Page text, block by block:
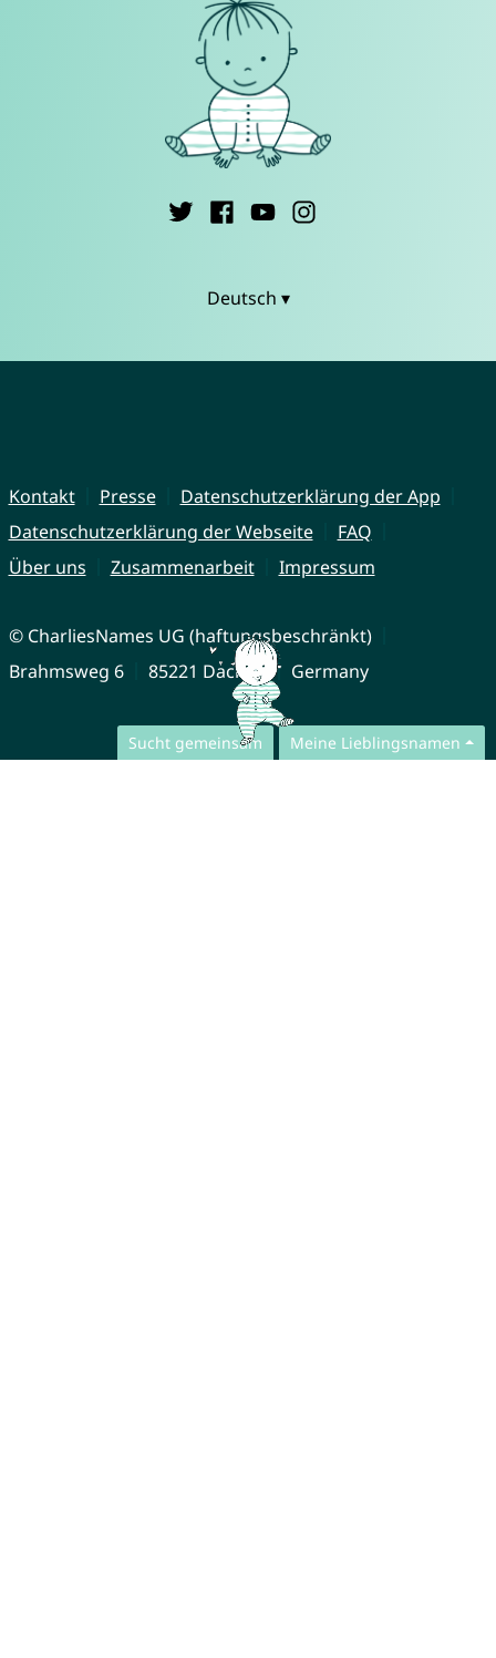
Sucht gemeinsam Meine Lieblingsnamen
Deutsch ▾
Kontakt Presse
Datenschutzerklärung der App
Datenschutzerklärung der Webseite
FAQ
Über uns
Zusammenarbeit Impressum
© CharliesNames UG (haftungsbeschränkt)
Brahmsweg 6
85221 Dachau Germany